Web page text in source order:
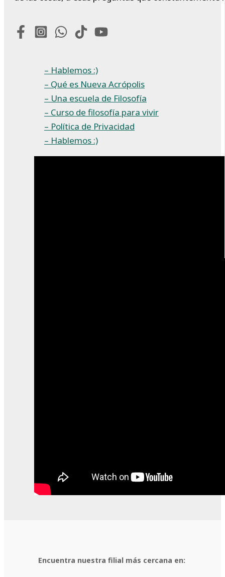
– Hablemos :)
– Qué es Nueva Acrópolis
– Una escuela de Filosofía
– Curso de filosofía para vivir
– Política de Privacidad
– Hablemos :)
Encuentra nuestra filial más cercana en: